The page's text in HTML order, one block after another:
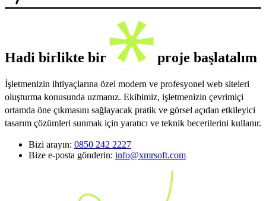
Hadi birlikte bir proje başlatalım
İşletmenizin ihtiyaçlarına özel modern ve profesyonel web siteleri
oluşturma konusunda uzmanız. Ekibimiz, işletmenizin çevrimiçi
ortamda öne çıkmasını sağlayacak pratik ve görsel açıdan etkileyici
tasarım çözümleri sunmak için yaratıcı ve teknik becerilerini kullanır.
Bizi arayın: 0850 242 2227
Bize e-posta gönderin: info@xmrsoft.com